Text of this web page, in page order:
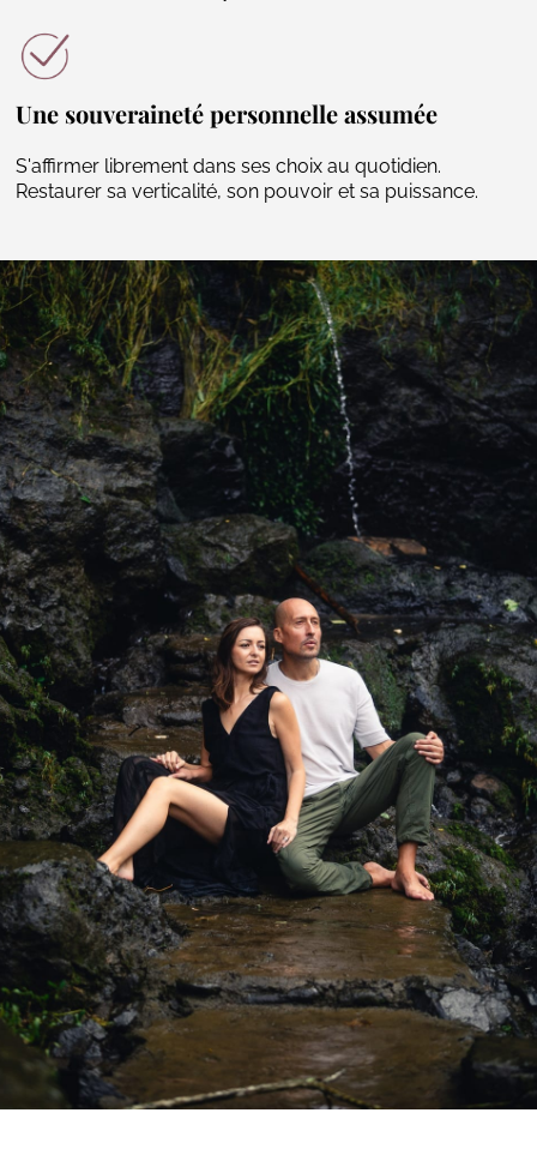
Une souveraineté personnelle assumée
S'affirmer librement dans ses choix au quotidien.
Restaurer sa verticalité, son pouvoir et sa puissance.